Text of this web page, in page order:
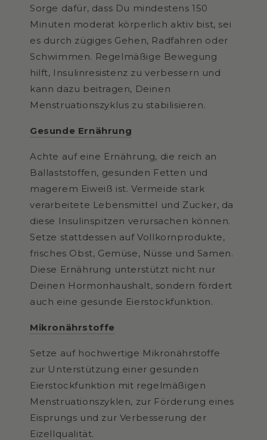
Sorge dafür, dass Du mindestens 150
Minuten moderat körperlich aktiv bist, sei
es durch zügiges Gehen, Radfahren oder
Schwimmen. Regelmäßige Bewegung
hilft, Insulinresistenz zu verbessern und
kann dazu beitragen, Deinen
Menstruationszyklus zu stabilisieren.
Gesunde Ernährung
Achte auf eine Ernährung, die reich an
Ballaststoffen, gesunden Fetten und
magerem Eiweiß ist. Vermeide stark
verarbeitete Lebensmittel und Zucker, da
diese Insulinspitzen verursachen können.
Setze stattdessen auf Vollkornprodukte,
frisches Obst, Gemüse, Nüsse und Samen.
Diese Ernährung unterstützt nicht nur
Deinen Hormonhaushalt, sondern fördert
auch eine gesunde Eierstockfunktion.
Mikronährstoffe
Setze auf hochwertige Mikronährstoffe
zur Unterstützung einer gesunden
Eierstockfunktion mit regelmäßigen
Menstruationszyklen, zur Förderung eines
Eisprungs und zur Verbesserung der
Eizellqualität.